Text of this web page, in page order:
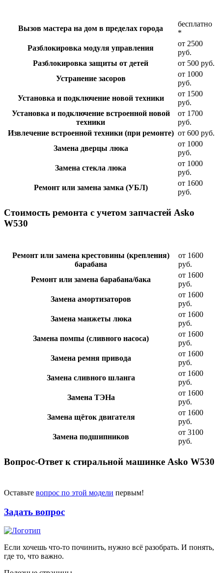
Вызов мастера на дом в пределах города
бесплатно
*
Разблокировка модуля управления
от 2500
руб.
Разблокировка защиты от детей
от 500 руб.
Устранение засоров
от 1000
руб.
Установка и подключение новой техники
от 1500
руб.
Установка и подключение встроенной новой
техники
от 1700
руб.
Извлечение встроенной техники (при ремонте) от 600 руб.
Замена дверцы люка
от 1000
руб.
Замена стекла люка
от 1000
руб.
Ремонт или замена замка (УБЛ)
от 1600
руб.
Стоимость ремонта с учетом запчастей Asko
W530
Ремонт или замена крестовины (крепления)
барабана
от 1600
руб.
Ремонт или замена барабана/бака
от 1600
руб.
Замена амортизаторов
от 1600
руб.
Замена манжеты люка
от 1600
руб.
Замена помпы (сливного насоса)
от 1600
руб.
Замена ремня привода
от 1600
руб.
Замена сливного шланга
от 1600
руб.
Замена ТЭНа
от 1600
руб.
Замена щёток двигателя
от 1600
руб.
Замена подшипников
от 3100
руб.
Вопрос-Ответ к стиральной машинке Asko W530
Оставьте вопрос по этой модели первым!
Задать вопрос
Если хочешь что-то починить, нужно всё разобрать. И понять,
где то, что важно.